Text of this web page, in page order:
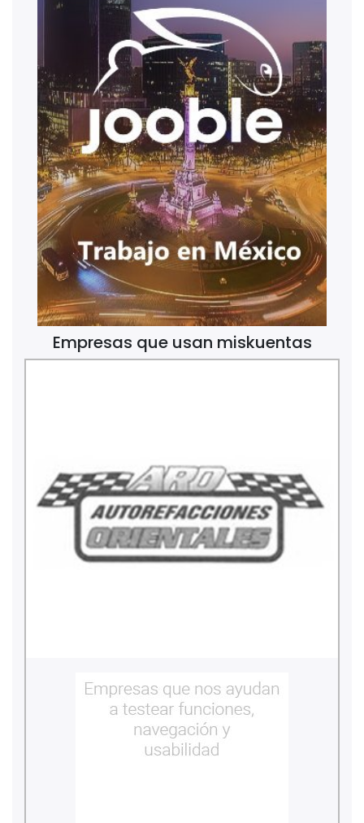
Empresas que usan miskuentas